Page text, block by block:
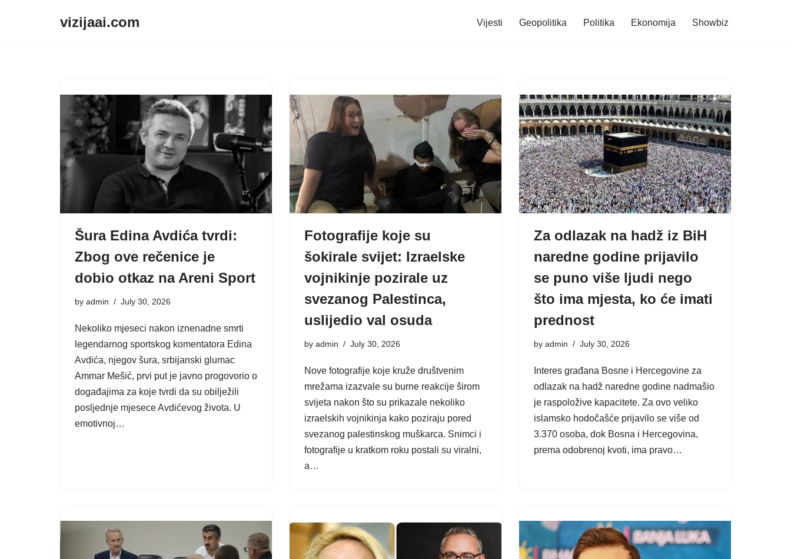
vizijaai.com Vijesti Geopolitika Politika Ekonomija Showbiz
Šura Edina Avdića tvrdi:
Zbog ove rečenice je
dobio otkaz na Areni Sport
by admin July 30, 2026
Nekoliko mjeseci nakon iznenadne smrti
legendarnog sportskog komentatora Edina
Avdića, njegov šura, srbijanski glumac
Ammar Mešić, prvi put je javno progovorio o
događajima za koje tvrdi da su obilježili
posljednje mjesece Avdićevog života. U
emotivnoj…
Fotografije koje su
šokirale svijet: Izraelske
vojnikinje pozirale uz
svezanog Palestinca,
uslijedio val osuda
by admin July 30, 2026
Nove fotografije koje kruže društvenim
mrežama izazvale su burne reakcije širom
svijeta nakon što su prikazale nekoliko
izraelskih vojnikinja kako poziraju pored
svezanog palestinskog muškarca. Snimci i
fotografije u kratkom roku postali su viralni,
a…
Za odlazak na hadž iz BiH
naredne godine prijavilo
se puno više ljudi nego
što ima mjesta, ko će imati
prednost
by admin July 30, 2026
Interes građana Bosne i Hercegovine za
odlazak na hadž naredne godine nadmašio
je raspoložive kapacitete. Za ovo veliko
islamsko hodočašće prijavilo se više od
3.370 osoba, dok Bosna i Hercegovina,
prema odobrenoj kvoti, ima pravo…